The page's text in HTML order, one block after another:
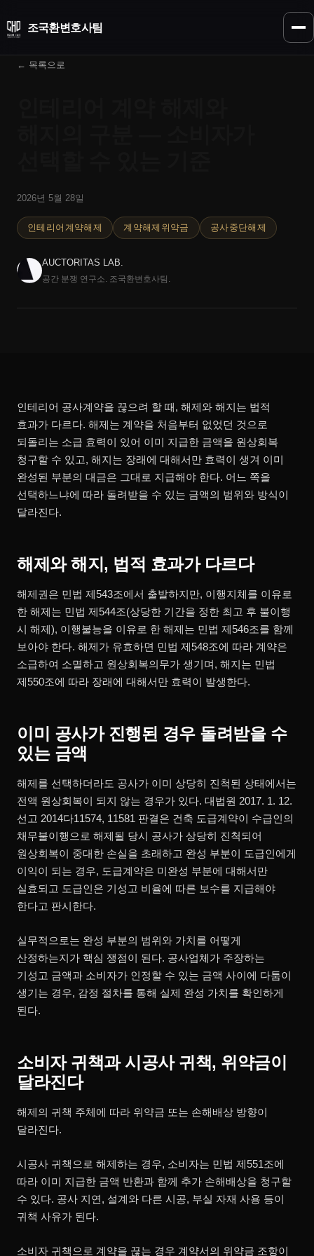
조국환변호사팀
← 목록으로
2026년 5월 28일
인테리어계약해제 계약해제위약금 공사중단해제
AUCTORITAS LAB.
공간 분쟁 연구소. 조국환변호사팀.
인테리어 공사계약을 끊으려 할 때, 해제와 해지는 법적
효과가 다르다. 해제는 계약을 처음부터 없었던 것으로
되돌리는 소급 효력이 있어 이미 지급한 금액을 원상회복
청구할 수 있고, 해지는 장래에 대해서만 효력이 생겨 이미
완성된 부분의 대금은 그대로 지급해야 한다. 어느 쪽을
선택하느냐에 따라 돌려받을 수 있는 금액의 범위와 방식이
달라진다.
해제와 해지, 법적 효과가 다르다
해제권은 민법 제543조에서 출발하지만, 이행지체를 이유로
한 해제는 민법 제544조(상당한 기간을 정한 최고 후 불이행
시 해제), 이행불능을 이유로 한 해제는 민법 제546조를 함께
보아야 한다. 해제가 유효하면 민법 제548조에 따라 계약은
소급하여 소멸하고 원상회복의무가 생기며, 해지는 민법
제550조에 따라 장래에 대해서만 효력이 발생한다.
이미 공사가 진행된 경우 돌려받을 수
있는 금액
해제를 선택하더라도 공사가 이미 상당히 진척된 상태에서는
전액 원상회복이 되지 않는 경우가 있다. 대법원 2017. 1. 12.
선고 2014다11574, 11581 판결은 건축 도급계약이 수급인의
채무불이행으로 해제될 당시 공사가 상당히 진척되어
원상회복이 중대한 손실을 초래하고 완성 부분이 도급인에게
이익이 되는 경우, 도급계약은 미완성 부분에 대해서만
실효되고 도급인은 기성고 비율에 따른 보수를 지급해야
한다고 판시한다.
실무적으로는 완성 부분의 범위와 가치를 어떻게
산정하는지가 핵심 쟁점이 된다. 공사업체가 주장하는
기성고 금액과 소비자가 인정할 수 있는 금액 사이에 다툼이
생기는 경우, 감정 절차를 통해 실제 완성 가치를 확인하게
된다.
소비자 귀책과 시공사 귀책, 위약금이
달라진다
해제의 귀책 주체에 따라 위약금 또는 손해배상 방향이
달라진다.
시공사 귀책으로 해제하는 경우, 소비자는 민법 제551조에
따라 이미 지급한 금액 반환과 함께 추가 손해배상을 청구할
수 있다. 공사 지연, 설계와 다른 시공, 부실 자재 사용 등이
귀책 사유가 된다.
소비자 귀책으로 계약을 끊는 경우 계약서의 위약금 조항이